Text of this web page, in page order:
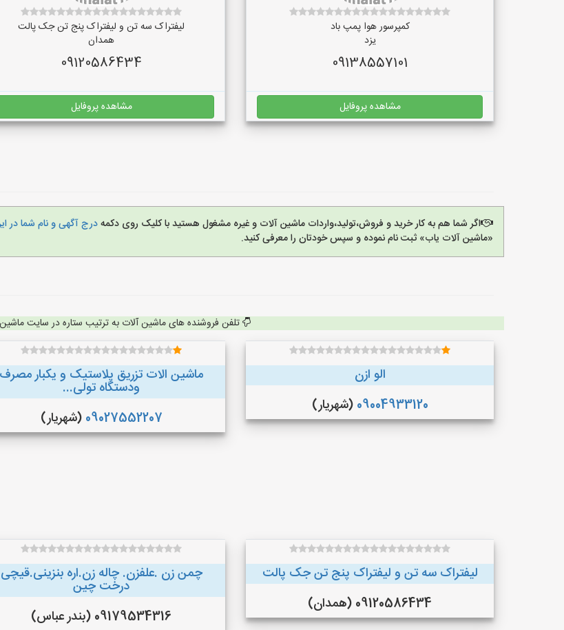
کمپرسور هوا پمپ باد
یزد
09138557101
مشاهده پروفایل
لیفتراک سه تن و لیفتراک پنج تن جک پالت
همدان
09120586434
مشاهده پروفایل
اگر شما هم به کار خرید و فروش،تولید،واردات ماشین آلات و غیره مشغول هستید با کلیک روی دکمهدرج آگهی و نام شما در
«ماشین آلات یاب» ثبت نام نموده و سپس خودتان را معرفی کنید.
تلفن فروشنده های ماشین آلات به ترتیب ستاره در سایت
الو ازن
09004933120 (شهریار)
ماشین الات تزریق پلاستیک و یکبار مصرف
ودستگاه تولی...
09027552207 (شهریار)
لیفتراک سه تن و لیفتراک پنج تن جک پالت
09120586434 (همدان)
چمن زن .علفزن. چاله زن.اره بنزینی.قیچی
درخت چین
09179534316 (بندر عباس)